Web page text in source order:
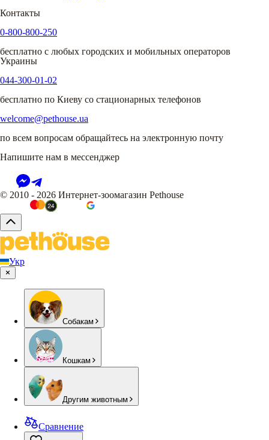
Контакты
0-800-800-250
бесплатно с любых городских и мобильных операторов
Украины
044-300-01-02
бесплатно по Киеву со стационарных телефонов
welcome@pethouse.ua
по всем вопросам обращайтесь на электронную почту
Напишите нам в мессенджер
© 2010 - 2026 Интернет-зоомагазин Pethouse
Укр
Собакам
Кошкам
Другим животным
Сравнение